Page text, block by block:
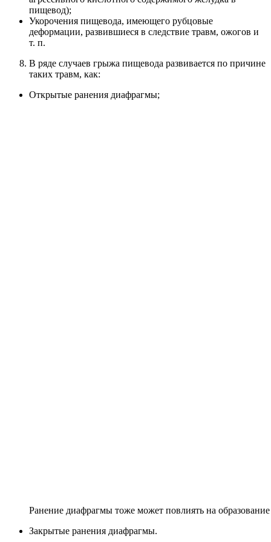
пищевод);
Укорочения пищевода, имеющего рубцовые
деформации, развившиеся в следствие травм, ожогов и
т. п.
В ряде случаев грыжа пищевода развивается по причине
таких травм, как:
Открытые ранения диафрагмы;
Ранение диафрагмы тоже может повлиять на
Закрытые ранения диафрагмы.